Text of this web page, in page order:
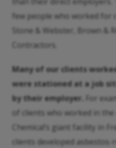
few people who worked for
Stone & Webster, Brown &
Contractors.
Many of our clients
were stationed at a job
by their employer.
For
of clients who worked in
Chemical’s giant facility in
clients developed